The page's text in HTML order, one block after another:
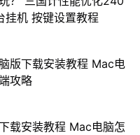
挂机 按键设置教程
版下载安装教程 Mac电
攻略
载安装教程 Mac电脑怎